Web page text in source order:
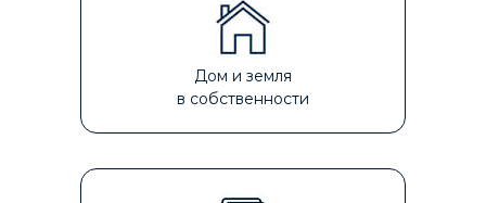
Дом и земля
в собственности